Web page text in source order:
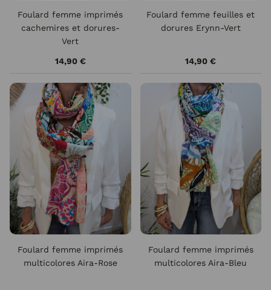
Foulard femme imprimés
cachemires et dorures-
Vert
14,90 €
Foulard femme feuilles et
dorures Erynn-Vert
14,90 €
Foulard femme imprimés
multicolores Aira-Rose
Foulard femme imprimés
multicolores Aira-Bleu